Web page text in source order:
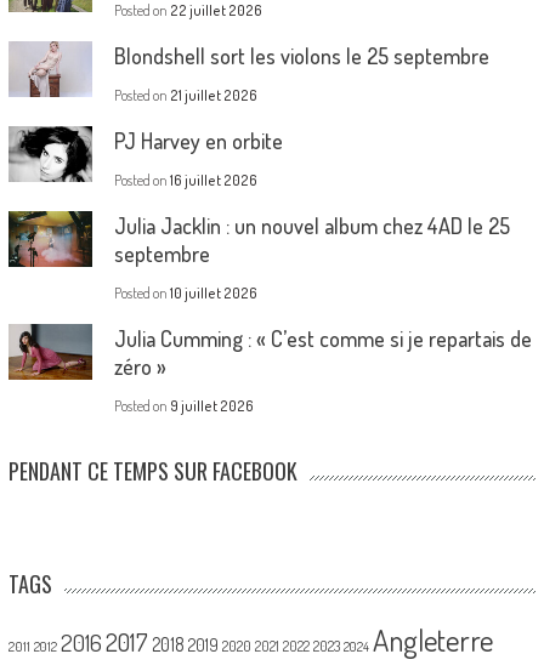
Posted on 22 juillet 2026
Blondshell sort les violons le 25 septembre
Posted on 21 juillet 2026
PJ Harvey en orbite
Posted on 16 juillet 2026
Julia Jacklin : un nouvel album chez 4AD le 25
septembre
Posted on 10 juillet 2026
Julia Cumming : « C’est comme si je repartais de
zéro »
Posted on 9 juillet 2026
PENDANT CE TEMPS SUR FACEBOOK
TAGS
2011 2012 20162017 2018 2019 2020 2021 2022 2023 2024 Angleterre